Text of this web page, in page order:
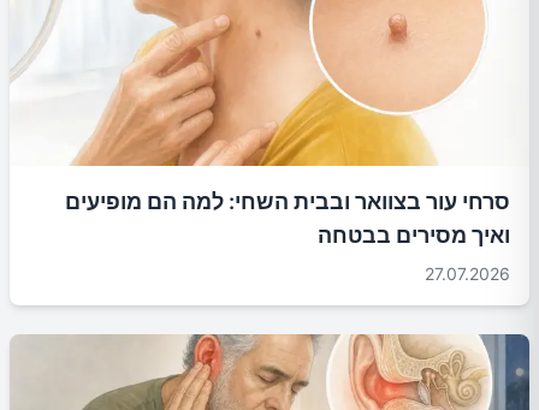
סרחי עור בצוואר ובבית השחי: למה הם מופיעים
ואיך מסירים בבטחה
27.07.2026